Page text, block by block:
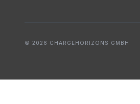
© 2026 CHARGEHORIZONS GMBH